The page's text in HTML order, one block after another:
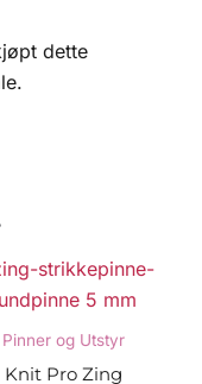
dette
Pinner og Utstyr
Knit Pro Zing